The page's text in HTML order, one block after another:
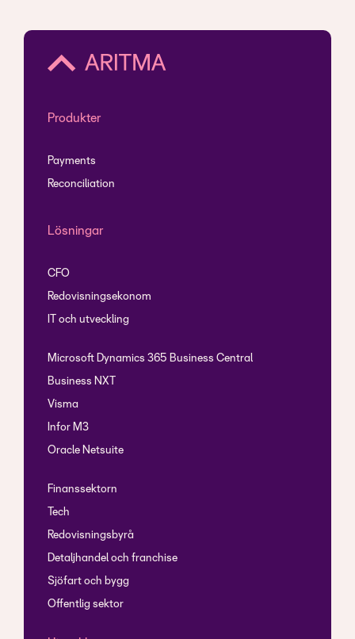
Produkter
Payments
Reconciliation
Lösningar
CFO
Redovisningsekonom
IT och utveckling
Microsoft Dynamics 365 Business Central
Business NXT
Visma
Infor M3
Oracle Netsuite
Finanssektorn
Tech
Redovisningsbyrå
Detaljhandel och franchise
Sjöfart och bygg
Offentlig sektor